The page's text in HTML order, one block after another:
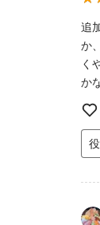
追
か
く
か